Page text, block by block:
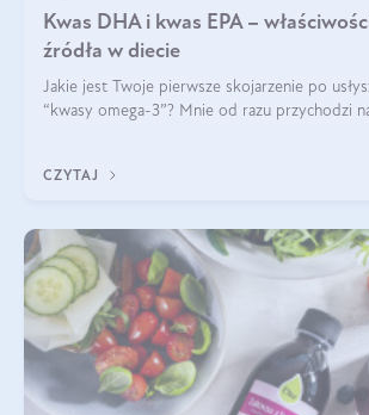
Kwas DHA i kwas EPA –
źródła w diecie
Jakie jest Twoje pierwsze skojarzenie po
“kwasy omega-3”? Mnie od razu przychodzi
EPA.
CZYTAJ